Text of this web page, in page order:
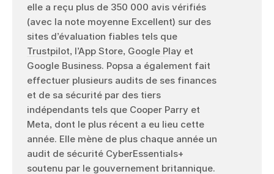
elle a reçu plus de 350 000 avis vérifiés
(avec la note moyenne Excellent) sur des
sites d’évaluation fiables tels que
Trustpilot, l’App Store, Google Play et
Google Business. Popsa a également fait
effectuer plusieurs audits de ses finances
et de sa sécurité par des tiers
indépendants tels que Cooper Parry et
Meta, dont le plus récent a eu lieu cette
année. Elle mène de plus chaque année un
audit de sécurité CyberEssentials+
soutenu par le gouvernement britannique.